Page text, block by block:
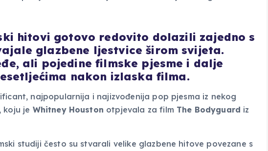
hitovi gotovo redovito dolazili zajedno s
glazbene ljestvice širom svijeta.
ali pojedine filmske pjesme i dalje
nakon izlaska filma.
najpopularnija i najizvođenija pop pjesma iz nekog
, koju je Whitney Houston otpjevala za film The Bodyguard iz
studiji često su stvarali velike glazbene hitove povezane s